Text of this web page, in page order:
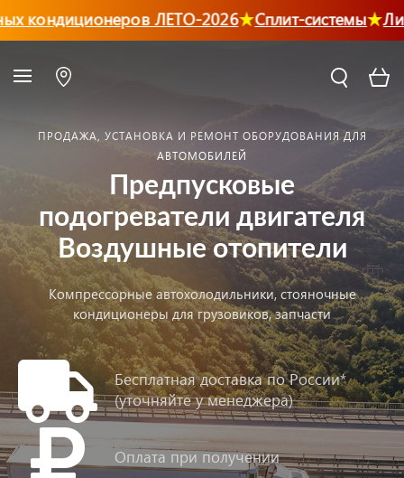
ЛЕТО-2026 Сплит-системы
ПРОДАЖА, УСТАНОВКА И РЕМОНТ ОБОРУДОВАНИЯ ДЛЯ
АВТОМОБИЛЕЙ
Предпусковые
подогреватели двигателя
Воздушные отопители
Компрессорные автохолодильники, стояночные
кондиционеры для грузовиков, запчасти
Бесплатная доставка по России*
(уточняйте у менеджера)
Оплата при получении